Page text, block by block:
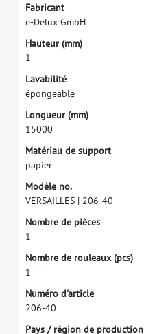
Fabricant
e-Delux GmbH
Hauteur (mm)
1
Lavabilité
épongeable
Longueur (mm)
15000
Matériau de support
papier
Modèle no.
VERSAILLES | 206-40
Nombre de pièces
1
Nombre de rouleaux (pcs)
1
Numéro d'article
206-40
Pays / région de production